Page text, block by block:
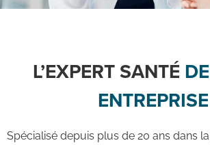
L’EXPERT SANTÉ
ENTREPRISE
Spécialisé depuis plus de 20 ans dans